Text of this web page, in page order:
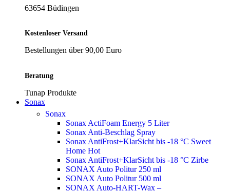
63654 Büdingen
Kostenloser Versand
Bestellungen über 90,00 Euro
Beratung
Tunap Produkte
Sonax
Sonax
Sonax ActiFoam Energy 5 Liter
Sonax Anti-Beschlag Spray
Sonax AntiFrost+KlarSicht bis -18 °C Sweet
Home Hot
Sonax AntiFrost+KlarSicht bis -18 °C Zirbe
SONAX Auto Politur 250 ml
SONAX Auto Politur 500 ml
SONAX Auto-HART-Wax –